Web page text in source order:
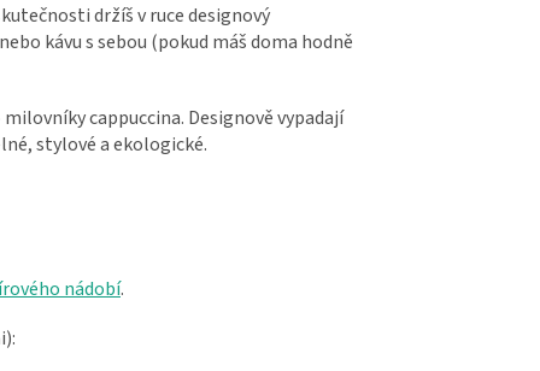
držíš v ruce designový
kávu s sebou (pokud máš doma hodně
cappuccina. Designově vypadají
stylové a ekologické.
nádobí.